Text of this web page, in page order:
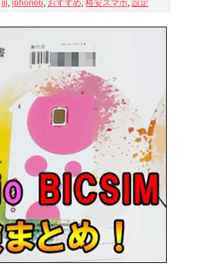
iij, iphone6, おすすめ, 格安スマホ, 設定